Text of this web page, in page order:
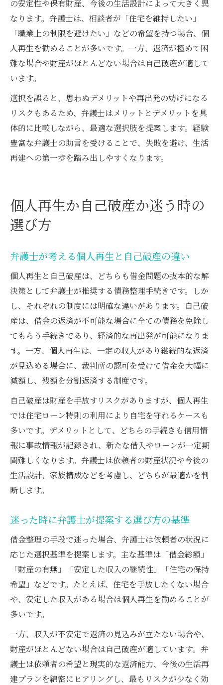
の安定性や保有財産、今後の生活設計によって大きく異
なります。弁護士は、相談者が「住宅を維持したい」
「職業上の制限を避けたい」などの希望を持つ場合、個
人再生を勧めることが多いです。一方、返済が極めて困
難な場合や財産がほとんどない場合は自己破産が適して
います。
選択を誤ると、思わぬデメリットや再出発の妨げになる
リスクもあるため、弁護士はメリットとデメリットを具
体的に比較しながら、最適な選択肢を提案します。経験
豊富な弁護士の助言を受けることで、失敗を避け、生活
再建への第一歩を踏み出しやすくなります。
個人再生か自己破産か迷う時の
選び方
弁護士が考える個人再生と自己破産の違い
個人再生と自己破産は、どちらも借金問題の抜本的な解
決策として弁護士が推奨する債務整理手続きです。しか
し、それぞれの制度には明確な違いがあります。自己破
産は、借金の返済が不可能な場合に全ての債務を免除し
てもらう手続きであり、経済的な再出発が可能になりま
す。一方、個人再生は、一定の収入があり継続的な返済
が見込める場合に、裁判所の認可を受けて借金を大幅に
減額し、残額を分割返済する制度です。
自己破産は財産を手放すリスクがありますが、個人再生
では住宅ローン特則の利用により自宅を守れるケースも
多いです。デメリットとして、どちらの手続きも信用情
報に事故情報が記録され、新たな借入やローンが一定期
間難しくなります。弁護士は依頼者の財産状況や今後の
生活設計、家族構成などを考慮し、どちらが最適かを判
断します。
迷った時に弁護士が提案する選び方の基準
借金整理の手段で迷った場合、弁護士は依頼者の状況に
応じた選択基準を提案します。主な基準は「借金総額」
「財産の有無」「安定した収入の継続性」「住宅の保持
希望」などです。たとえば、住宅を手放したくない場合
や、安定した収入がある場合は個人再生を勧めることが
多いです。
一方、収入が不安定で返済の見込みが立たない場合や、
財産がほとんどない場合は自己破産が適しています。弁
護士は依頼者の希望と現実的な返済能力、今後の生活再
建プランを綿密にヒアリングし、最もリスクが少なく効